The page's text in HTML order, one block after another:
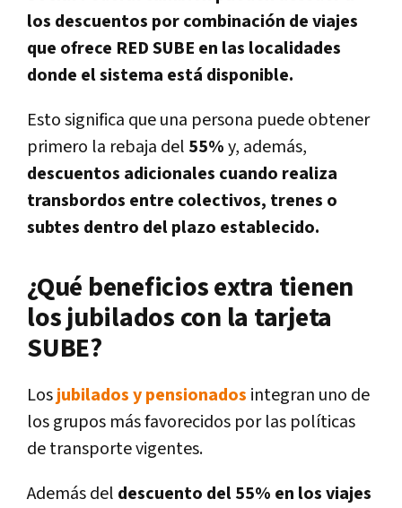
los descuentos por combinación de viajes
que ofrece RED SUBE en las localidades
donde el sistema está disponible.
Esto significa que una persona puede obtener
primero la rebaja del 55%y, además,
descuentos adicionales cuando realiza
transbordos entre colectivos, trenes o
subtes dentro del plazo establecido.
¿Qué beneficios extra tienen
los jubilados con la tarjeta
SUBE?
Losjubilados y pensionados integran uno de
los grupos más favorecidos por las políticas
de transporte vigentes.
Además del descuento del 55% en los viajes